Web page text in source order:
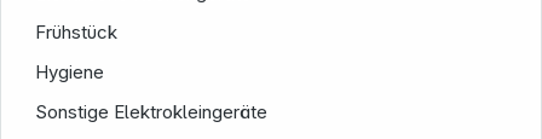
Frühstück
Hygiene
Sonstige Elektrokleingeräte